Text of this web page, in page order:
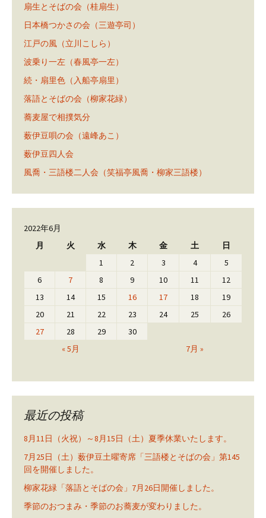
扇生とそばの会（桂扇生）
日本橋つかさの会（三遊亭司）
江戸の風（立川こしら）
波乗り一左（春風亭一左）
続・扇里色（入船亭扇里）
落語とそばの会（柳家花緑）
蕎麦屋で相撲気分
薮伊豆唄の会（遠峰あこ）
薮伊豆四人会
風喬・三語楼二人会（笑福亭風喬・柳家三語楼）
2022年6月
月
火 水 木 金 土 日
« 5月 7月 »
1 2 3 4
5
6
7 8 9 10 11
12
13
14 15 16 17 18
19
20
21 22 23 24 25
26
27
28 29 30
最近の投稿
8月11日（火祝）～8月15日（土）夏季休業いたします。
7月25日（土）薮伊豆土曜寄席「三語楼とそばの会」第145
回を開催しました。
柳家花緑「落語とそばの会」7月26日開催しました。
季節のおつまみ・季節のお蕎麦が変わりました。